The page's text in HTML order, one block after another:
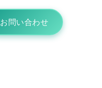
お問い合わせ